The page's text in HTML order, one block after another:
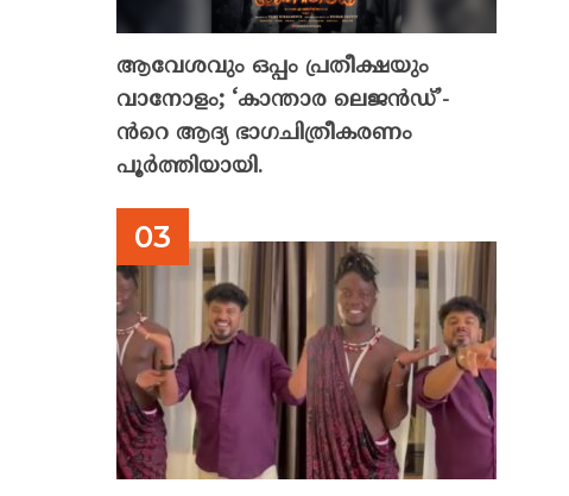
ആവേശവും ഒപ്പം പ്രതീക്ഷയും
വാനോളം; ‘കാന്താര ലെജൻഡ്’-
ൻറെ ആദ്യ ഭാഗചിത്രീകരണം
പൂർത്തിയായി.